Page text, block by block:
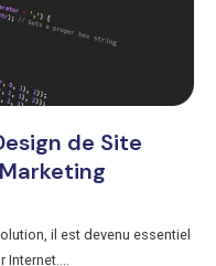
de Site
il est devenu essentiel
Internet....